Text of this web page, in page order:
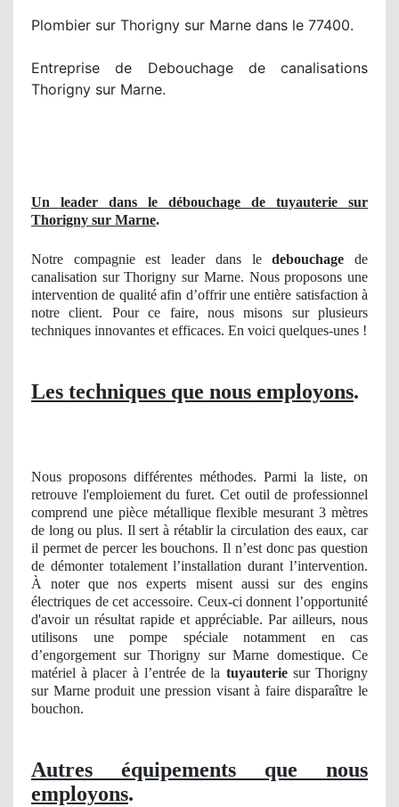
Plombier sur Thorigny sur Marne dans le 77400.
Entreprise de Debouchage de canalisations
Thorigny sur Marne.
Un leader dans le débouchage de tuyauterie sur
Thorigny sur Marne.
Notre compagnie est leader dans ledebouchage de
canalisation sur Thorigny sur Marne. Nous proposons une
intervention de qualité afin d’offrir une entière satisfaction à
notre client. Pour ce faire, nous misons sur plusieurs
techniques innovantes et efficaces. En voici quelques-unes !
Les techniques que nous employons.
Nous proposons différentes méthodes. Parmi la liste, on
retrouve l'emploiement du furet. Cet outil de professionnel
comprend une pièce métallique flexible mesurant 3 mètres
de long ou plus. Il sert à rétablir la circulation des eaux, car
il permet de percer les bouchons. Il n’est donc pas question
de démonter totalement l’installation durant l’intervention.
À noter que nos experts misent aussi sur des engins
électriques de cet accessoire. Ceux-ci donnent l’opportunité
d'avoir un résultat rapide et appréciable. Par ailleurs, nous
utilisons une pompe spéciale notamment en cas
d’engorgement sur Thorigny sur Marne domestique. Ce
matériel à placer à l’entrée de la tuyauteriesur Thorigny
sur Marne produit une pression visant à faire disparaître le
bouchon.
Autres équipements que nous
employons.